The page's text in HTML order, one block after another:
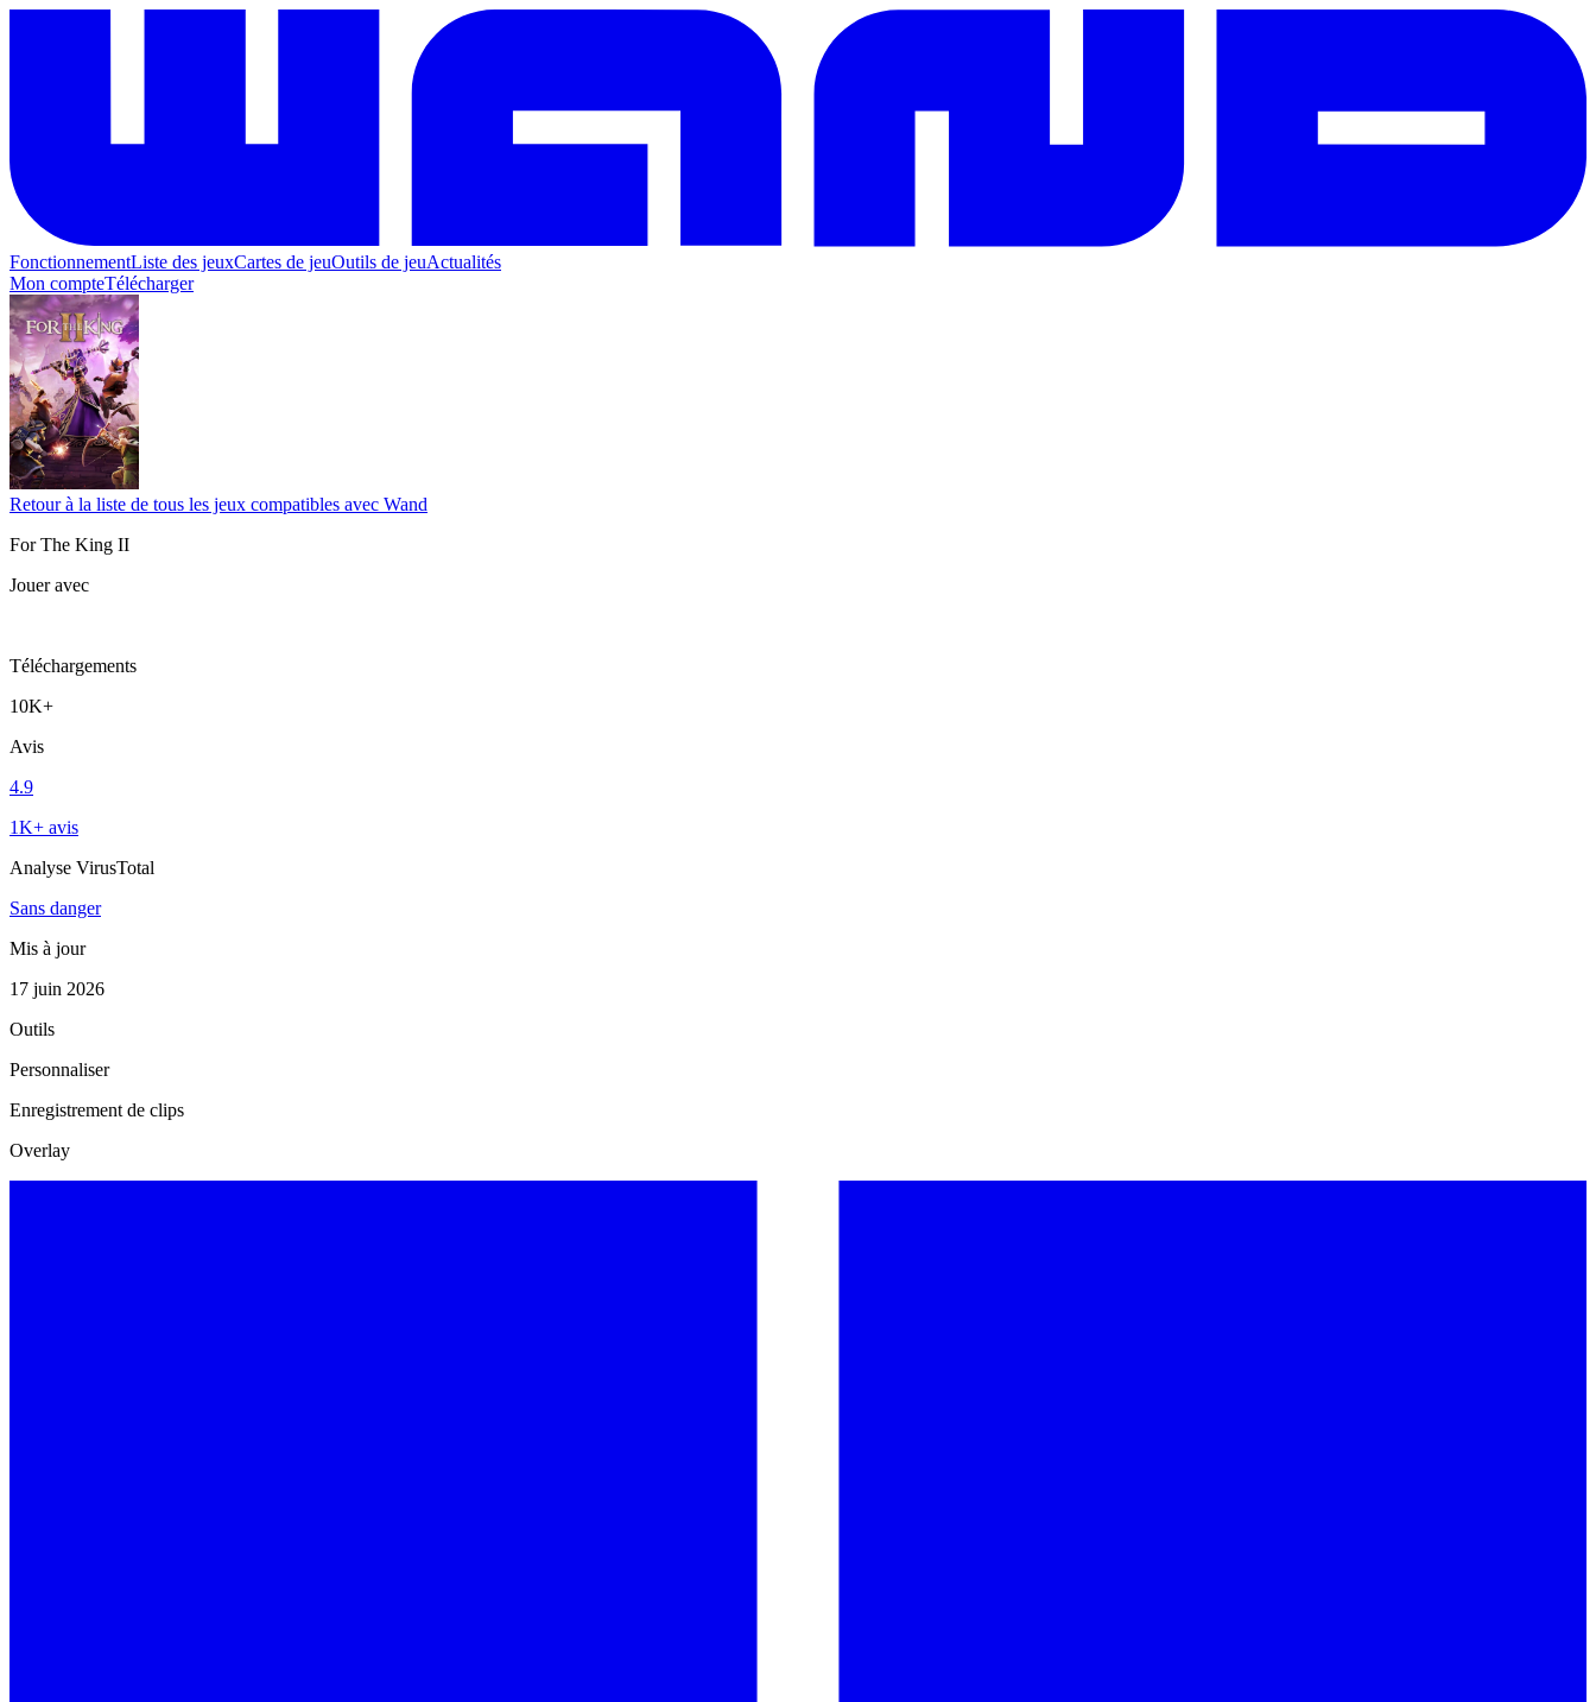
FonctionnementListe des jeuxCartes de jeuOutils de jeuActualités
Mon compteTélécharger
Retour à la liste de tous les jeux compatibles avec Wand
For The King II
Jouer avec
Téléchargements
10K+
Avis
4.9
1K+ avis
Analyse VirusTotal
Sans danger
Mis à jour
17 juin 2026
Outils
Personnaliser
Enregistrement de clips
Overlay